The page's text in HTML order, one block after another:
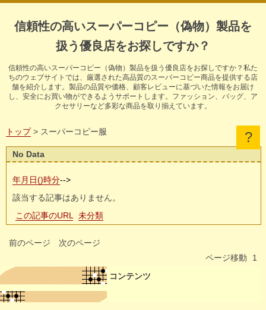
信頼性の高いスーパーコピー（偽物）製品を
扱う優良店をお探しですか？
信頼性の高いスーパーコピー（偽物）製品を扱う優良店をお探しですか？私た
ちのウェブサイトでは、厳選された高品質のスーパーコピー商品を提供する店
舗を紹介します。製品の品質や価格、顧客レビューに基づいた情報をお届け
し、安全にお買い物ができるようサポートします。ファッション、バッグ、ア
クセサリーなど多彩な商品を取り揃えています。
トップ> スーパーコピー服
No Data
年月日()時分-->
該当する記事はありません。
この記事のURL 未分類
前のページ
次のページ
ページ移動
1
コンテンツ